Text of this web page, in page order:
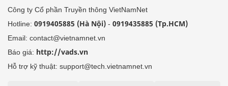
Công ty Cổ phần Truyền thông VietNamNet
Hotline: 0919405885 (Hà Nội) - 0919435885 (Tp.HCM)
Email: contact@vietnamnet.vn
Báo giá: http://vads.vn
Hỗ trợ kỹ thuật: support@tech.vietnamnet.vn